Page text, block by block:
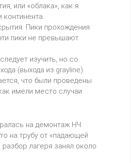
или «облака», как я
Пики прохождения
пики не превышают
изучить, но со
(выхода из grayline).
что были проведены
имели место случаи
на демонтаж НЧ
на трубу от «падающей
лагеря занял около